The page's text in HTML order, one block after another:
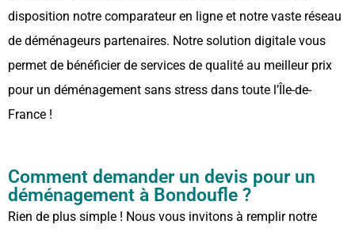
disposition notre comparateur en ligne et notre vaste réseau
de déménageurs partenaires. Notre solution digitale vous
permet de bénéficier de services de qualité au meilleur prix
pour un déménagement sans stress dans toute l’Île-de-
France !
Comment demander un devis pour un
déménagement à Bondoufle ?
Rien de plus simple ! Nous vous invitons à remplir notre